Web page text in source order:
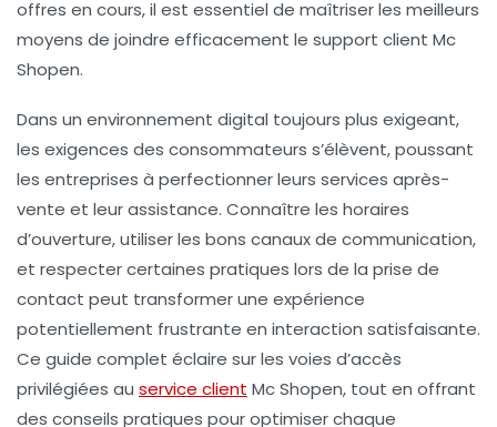
offres en cours, il est essentiel de maîtriser les meilleurs
moyens de joindre efficacement le support client Mc
Shopen.
Dans un environnement digital toujours plus exigeant,
les exigences des consommateurs s’élèvent, poussant
les entreprises à perfectionner leurs services après-
vente et leur assistance. Connaître les horaires
d’ouverture, utiliser les bons canaux de communication,
et respecter certaines pratiques lors de la prise de
contact peut transformer une expérience
potentiellement frustrante en interaction satisfaisante.
Ce guide complet éclaire sur les voies d’accès
privilégiées au service client Mc Shopen, tout en offrant
des conseils pratiques pour optimiser chaque